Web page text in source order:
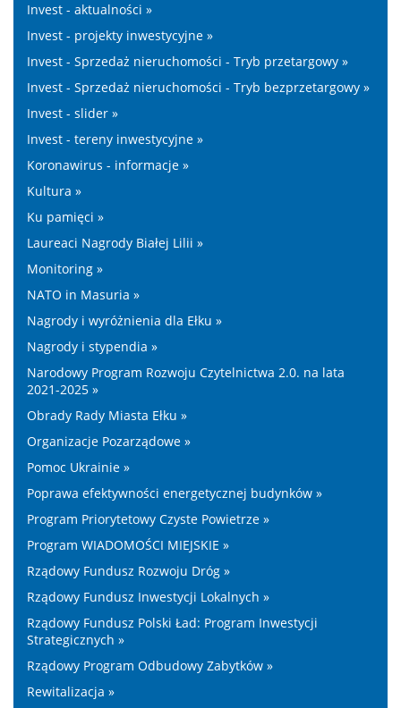
Invest - aktualności »
Invest - projekty inwestycyjne »
Invest - Sprzedaż nieruchomości - Tryb przetargowy »
Invest - Sprzedaż nieruchomości - Tryb bezprzetargowy »
Invest - slider »
Invest - tereny inwestycyjne »
Koronawirus - informacje »
Kultura »
Ku pamięci »
Laureaci Nagrody Białej Lilii »
Monitoring »
NATO in Masuria »
Nagrody i wyróżnienia dla Ełku »
Nagrody i stypendia »
Narodowy Program Rozwoju Czytelnictwa 2.0. na lata
2021-2025 »
Obrady Rady Miasta Ełku »
Organizacje Pozarządowe »
Pomoc Ukrainie »
Poprawa efektywności energetycznej budynków »
Program Priorytetowy Czyste Powietrze »
Program WIADOMOŚCI MIEJSKIE »
Rządowy Fundusz Rozwoju Dróg »
Rządowy Fundusz Inwestycji Lokalnych »
Rządowy Fundusz Polski Ład: Program Inwestycji
Strategicznych »
Rządowy Program Odbudowy Zabytków »
Rewitalizacja »